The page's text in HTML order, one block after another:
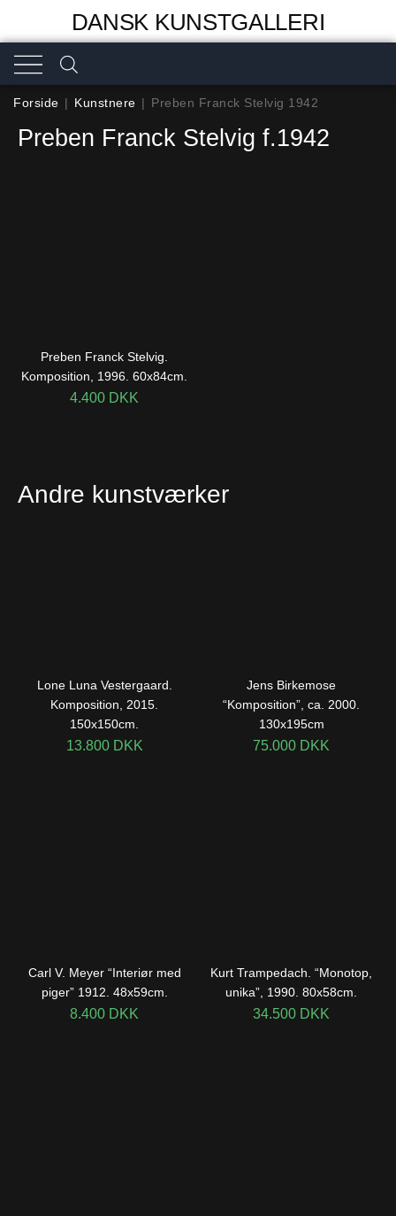
DANSK KUNSTGALLERI
Forside | Kunstnere | Preben Franck Stelvig 1942
Preben Franck Stelvig f.1942
Preben Franck Stelvig.
Komposition, 1996. 60x84cm.
4.400 DKK
Andre kunstværker
Lone Luna Vestergaard.
Komposition, 2015.
150x150cm.
13.800 DKK
Jens Birkemose
“Komposition”, ca. 2000.
130x195cm
75.000 DKK
Carl V. Meyer “Interiør med
piger” 1912. 48x59cm.
8.400 DKK
Kurt Trampedach. “Monotop,
unika”, 1990. 80x58cm.
34.500 DKK